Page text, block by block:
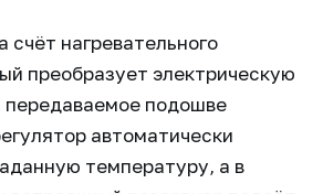
счёт нагревательного
преобразует электрическую
передаваемое подошве
автоматически
температуру, а в